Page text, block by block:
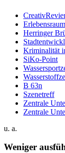
Herringer
Kriminalität
SiKo-Point
B 63n
Szenetreff
Zentrale
Zentrale
u. a.
Weniger